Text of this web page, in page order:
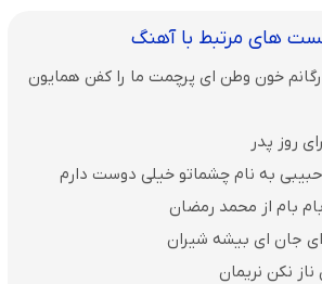
های مرتبط با آهنگ
خون وطن ای پرچمت ما را کفن همایون
روز پدر
به نام چشماتو خیلی دوست دارم
بام از محمد رمضان
ای جان ای بیشه شیران
ناز نکن نریمان